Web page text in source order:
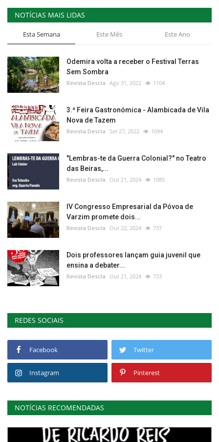
NOTÍCIAS MAIS LIDAS
Esta Semana Este Mês Este Ano
Odemira volta a receber o Festival Terras
Sem Sombra
Revista Descla Ago 31, 2022 1104
3.ª Feira Gastronómica - Alambicada de Vila
Nova de Tazem
Revista Descla Set 27, 2022 1094
"Lembras-te da Guerra Colonial?" no Teatro
das Beiras,...
Revista Descla Out 21, 2024 1085
IV Congresso Empresarial da Póvoa de
Varzim promete dois...
Revista Descla Out 22, 2024 737
Dois professores lançam guia juvenil que
ensina a debater...
Revista Descla Out 21, 2024 733
REDES SOCIAIS
Facebook Twitter
Instagram Pinterest
NOTÍCIAS RECOMENDADAS